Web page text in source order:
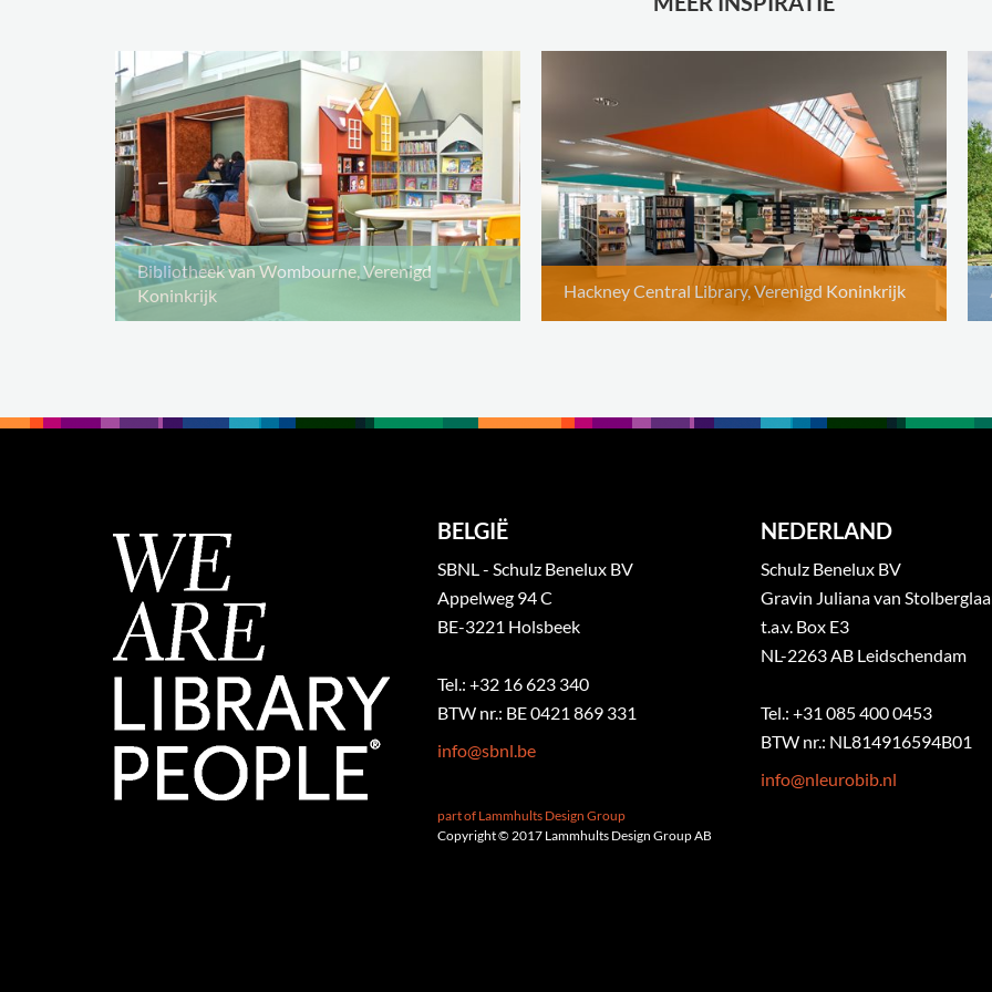
Bibliotheek van Wombourne, Verenigd
Koninkrijk
Hackney Central Library, Verenigd Koninkrijk
BELGIË
SBNL - Schulz Benelux BV
Appelweg 94 C
BE-3221 Holsbeek
Tel.: +32 16 623 340
BTW nr.: BE 0421 869 331
info@sbnl.be
part of Lammhults Design Group
Copyright © 2017 Lammhults Design Group AB
NEDERLAND
Schulz Benelux BV
Gravin Juliana van
t.a.v. Box E3
NL-2263 AB Leidschendam
Tel.: +31 085 400 0453
BTW nr.: NL814916594B01
info@nleurobib.nl